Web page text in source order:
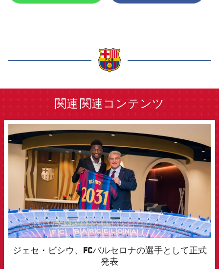
関連 関連コンテンツ
FCB Barcelona badge
ジェセ・ビシウ、FCバルセロナの選手として正式
発表